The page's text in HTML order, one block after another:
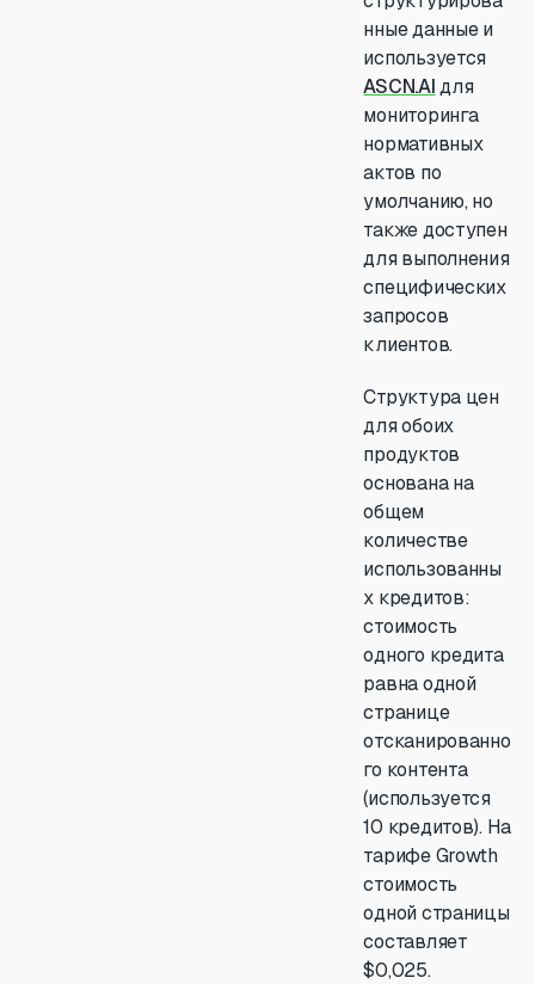
нные данные и
используется
ASCN.AIдля
мониторинга
нормативных
актов по
умолчанию, но
также доступен
для выполнения
специфических
запросов
клиентов.
Структура цен
для обоих
продуктов
основана на
общем
количестве
использованны
х кредитов:
стоимость
одного кредита
равна одной
странице
отсканированно
го контента
(используется
10 кредитов). На
тарифе Growth
стоимость
одной страницы
составляет
$0,025.